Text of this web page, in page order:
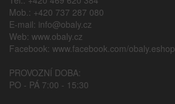
Mob.: +420 737 287 080
E-mail: info@obaly.cz
Web: www.obaly.cz
Facebook: www.facebook.com/obaly.eshop
PROVOZNÍ DOBA:
PO - PÁ 7:00 - 15:30